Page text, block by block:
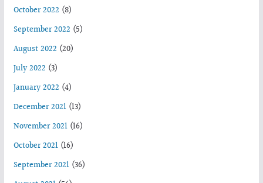
October 2022 (8)
September 2022 (5)
August 2022 (20)
July 2022 (3)
January 2022 (4)
December 2021(13)
November 2021(16)
October 2021(16)
September 2021(36)